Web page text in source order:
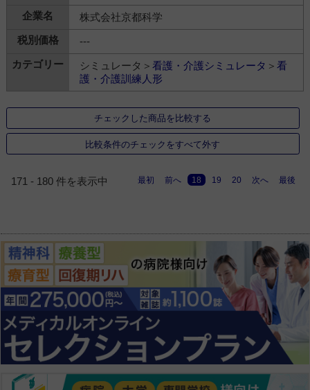
株式会社京都科学
---
シミュレータ＞ 看護・介護シミュレータ ＞ 看
護・介護訓練人形
チェックした商品を比較する
比較条件のチェックをすべて外す
171 - 180 件を表示中 最初 前へ 18 19 20 次へ 最後